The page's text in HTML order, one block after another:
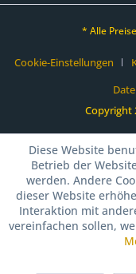
* Alle
Cookie-Einstellungen
Copyright
Diese Website
Betrieb der
werden. Andere
dieser Website
Interaktion mit
vereinfachen sollen,